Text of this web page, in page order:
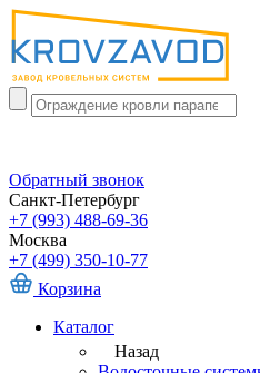
Обратный звонок
Санкт-Петербург
+7 (993) 488-69-36
Москва
+7 (499) 350-10-77
Корзина
Каталог
Назад